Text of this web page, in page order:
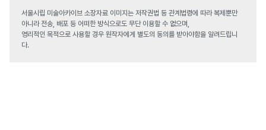
서울시립 미술아카이브 소장자료 이미지는 저작권법 등 관계법령에 따라 복제뿐만
아니라 전송, 배포 등 어떠한 방식으로도 무단 이용할 수 없으며,
영리적인 목적으로 사용할 경우 원작자에게 별도의 동의를 받아야함을 알려드립니
다.